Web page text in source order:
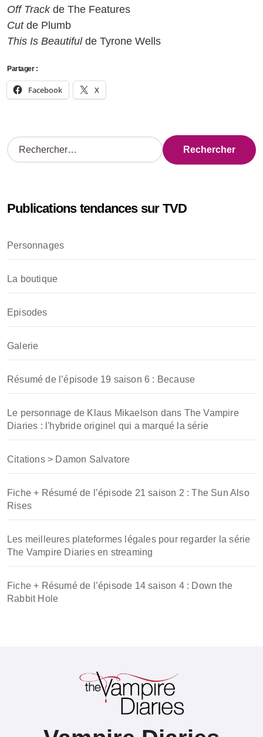
Off Trackde The Features
Cutde Plumb
This Is Beautifulde Tyrone Wells
Partager :
Facebook X
R
e
r
e
r
:
Publications tendances sur TVD
Personnages
La boutique
Episodes
Galerie
Résumé de l’épisode 19 saison 6 : Because
Le personnage de Klaus Mikaelson dans The Vampire
Diaries : l'hybride originel qui a marqué la série
Citations > Damon Salvatore
Fiche + Résumé de l’épisode 21 saison 2 : The Sun Also
Rises
Les meilleures plateformes légales pour regarder la série
The Vampire Diaries en streaming
Fiche + Résumé de l’épisode 14 saison 4 : Down the
Rabbit Hole